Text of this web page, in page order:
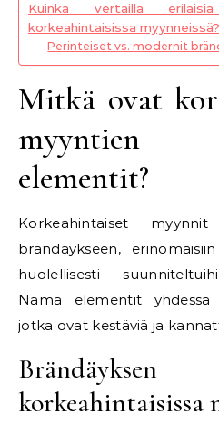
Kuinka vertailla erilaisia
korkeahintaisissa myynneissä?
Perinteiset vs. modernit
Mitkä ovat
myyntien
elementit?
Korkeahintaiset
brändäykseen,
huolellisesti
Nämä elementit yhdessä
jotka ovat kestäviä ja
korkeahintaisissa